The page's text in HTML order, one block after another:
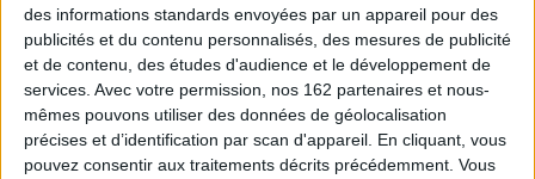
des informations standards envoyées par un appareil pour des
publicités et du contenu personnalisés, des mesures de publicité
et de contenu, des études d'audience et le développement de
services. Avec votre permission, nos 162 partenaires et nous-
mêmes pouvons utiliser des données de géolocalisation
précises et d’identification par scan d'appareil. En cliquant, vous
pouvez consentir aux traitements décrits précédemment. Vous
BIBLIOGRAPHIE
La conversation
Auteur :Jean d' Ormesson